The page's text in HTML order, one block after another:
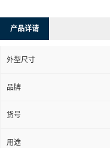
产品详请
外型尺寸
品牌
货号
用途